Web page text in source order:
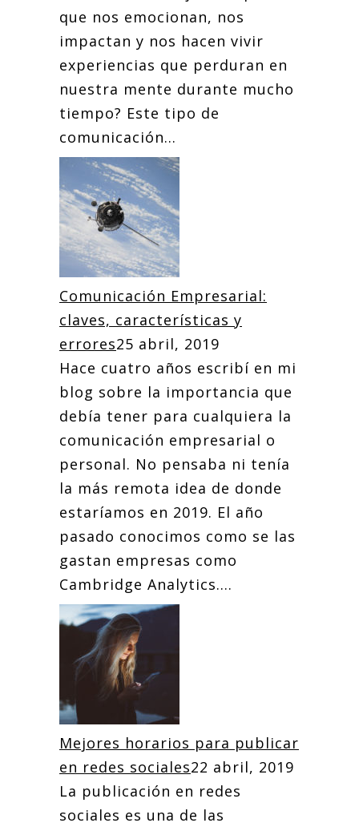
que nos emocionan, nos
impactan y nos hacen vivir
experiencias que perduran en
nuestra mente durante mucho
tiempo? Este tipo de
comunicación...
Comunicación Empresarial:
claves, características y
errores25 abril, 2019
Hace cuatro años escribí en mi
blog sobre la importancia que
debía tener para cualquiera la
comunicación empresarial o
personal. No pensaba ni tenía
la más remota idea de donde
estaríamos en 2019. El año
pasado conocimos como se las
gastan empresas como
Cambridge Analytics....
Mejores horarios para publicar
en redes sociales22 abril, 2019
La publicación en redes
sociales es una de las